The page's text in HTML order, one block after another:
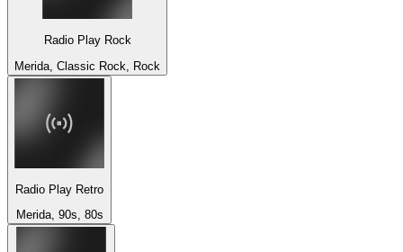
Radio Play Rock
Merida, Classic Rock, Rock
Radio Play Retro
Merida, 90s, 80s